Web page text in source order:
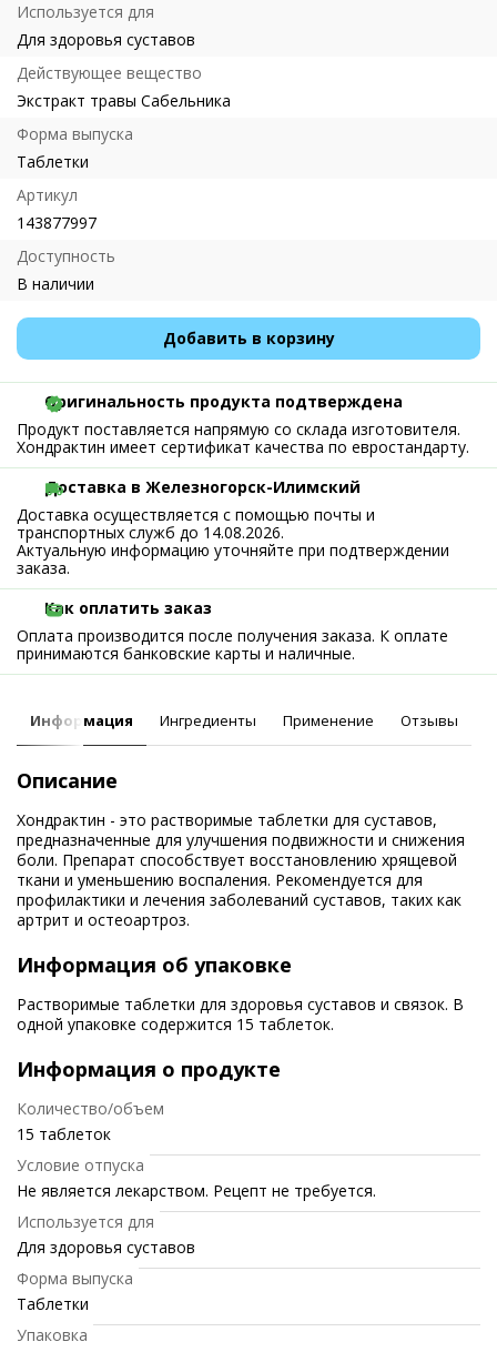
Используется для
Для здоровья суставов
Действующее вещество
Экстракт травы Сабельника
Форма выпуска
Таблетки
Артикул
143877997
Доступность
В наличии
Добавить в корзину
Оригинальность продукта подтверждена
Продукт поставляется напрямую со склада изготовителя.
Хондрактин имеет сертификат качества по евростандарту.
Доставка в Железногорск-Илимский
Доставка осуществляется с помощью почты и
транспортных служб до 14.08.2026.
Актуальную информацию уточняйте при подтверждении
заказа.
Как оплатить заказ
Оплата производится после получения заказа. К оплате
принимаются банковские карты и наличные.
Информация Ингредиенты Применение Отзывы
Описание
Хондрактин - это растворимые таблетки для суставов,
предназначенные для улучшения подвижности и снижения
боли. Препарат способствует восстановлению хрящевой
ткани и уменьшению воспаления. Рекомендуется для
профилактики и лечения заболеваний суставов, таких как
артрит и остеоартроз.
Информация об упаковке
Растворимые таблетки для здоровья суставов и связок. В
одной упаковке содержится 15 таблеток.
Информация о продукте
Количество/объем
15 таблеток
Условие отпуска
Не является лекарством. Рецепт не требуется.
Используется для
Для здоровья суставов
Форма выпуска
Таблетки
Упаковка